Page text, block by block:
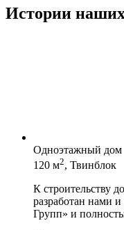
Истории
Одноэтажный дом
120 м2, Твинблок
К строительству
разработан нами
Групп» и